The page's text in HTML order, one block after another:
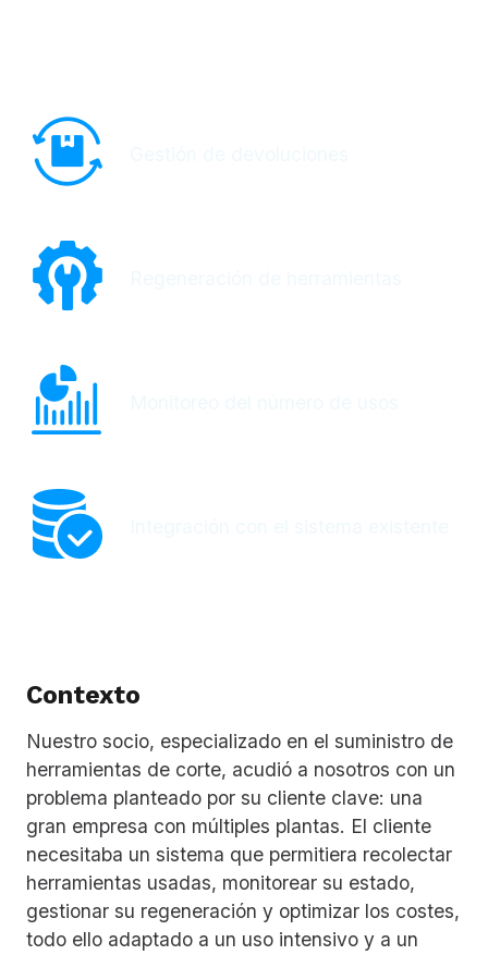
Contexto
Nuestro socio, especializado en el suministro de
herramientas de corte, acudió a nosotros con un
problema planteado por su cliente clave: una
gran empresa con múltiples plantas. El cliente
necesitaba un sistema que permitiera recolectar
herramientas usadas, monitorear su estado,
gestionar su regeneración y optimizar los costes,
todo ello adaptado a un uso intensivo y a un